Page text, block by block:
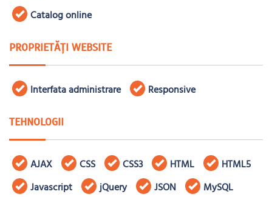
Catalog online
PROPRIETĂȚI WEBSITE
Interfata administrare Responsive
TEHNOLOGII
AJAX CSS CSS3 HTML
HTML5
Javascript
jQuery JSON
MySQL